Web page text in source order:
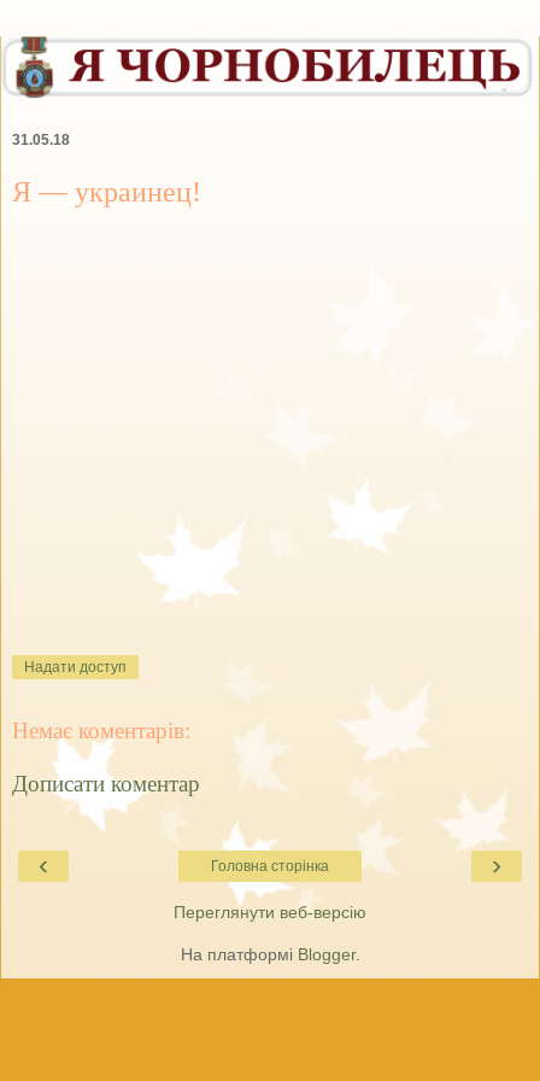
31.05.18
Я — украинец!
Надати доступ
Немає коментарів:
Дописати коментар
‹ ›
Головна сторінка
Переглянути веб-версію
На платформі Blogger.